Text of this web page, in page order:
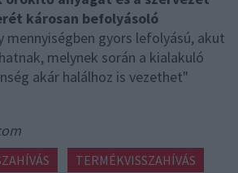
károsan befolyásoló
mennyiségben gyors lefolyású, akut
melynek során a kialakuló
akár halálhoz is vezethet"
TERMÉKVISSZAHÍVÁS